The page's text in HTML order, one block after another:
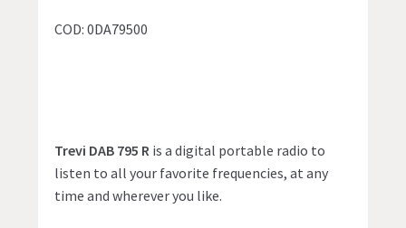
COD: 0DA79500
Trevi DAB 795 R is a digital portable radio to
listen to all your favorite frequencies, at any
time and wherever you like.